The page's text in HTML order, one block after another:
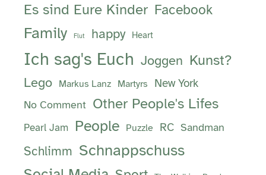
Es sind Eure Kinder Facebook
Family Flut happy Heart
Ich sag's Euch Joggen Kunst?
Lego Markus Lanz Martyrs New York
No Comment Other People's Lifes
Pearl Jam People Puzzle RC Sandman
Schlimm Schnappschuss